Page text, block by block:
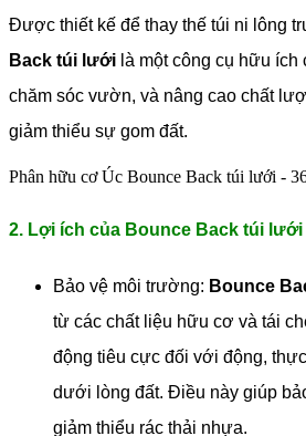
Được thiết kế để thay thế túi ni lông
Back túi lưới là một công cụ hữu ích
chăm sóc vườn, và nâng cao chất
giảm thiểu sự gom đất.
Phân hữu cơ Úc Bounce Back túi lưới -
2. Lợi ích của Bounce Back túi lưới
Bảo vệ môi trường: Bounce
từ các chất liệu hữu cơ và tái
động tiêu cực đối với động,
dưới lòng đất. Điều này giúp
giảm thiểu rác thải nhựa.